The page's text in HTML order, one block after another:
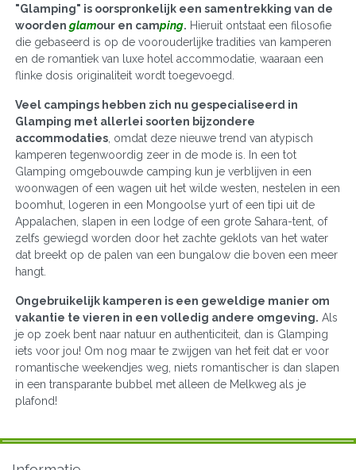
"Glamping" is oorspronkelijk een samentrekking van de
woorden glamour en camping. Hieruit ontstaat een filosofie
die gebaseerd is op de voorouderlijke tradities van kamperen
en de romantiek van luxe hotel accommodatie, waaraan een
flinke dosis originaliteit wordt toegevoegd.
Veel campings hebben zich nu gespecialiseerd in
Glamping met allerlei soorten bijzondere
accommodaties, omdat deze nieuwe trend van atypisch
kamperen tegenwoordig zeer in de mode is. In een tot
Glamping omgebouwde camping kun je verblijven in een
woonwagen of een wagen uit het wilde westen, nestelen in een
boomhut, logeren in een Mongoolse yurt of een tipi uit de
Appalachen, slapen in een lodge of een grote Sahara-tent, of
zelfs gewiegd worden door het zachte geklots van het water
dat breekt op de palen van een bungalow die boven een meer
hangt.
Ongebruikelijk kamperen is een geweldige manier om
vakantie te vieren in een volledig andere omgeving. Als
je op zoek bent naar natuur en authenticiteit, dan is Glamping
iets voor jou! Om nog maar te zwijgen van het feit dat er voor
romantische weekendjes weg, niets romantischer is dan slapen
in een transparante bubbel met alleen de Melkweg als je
plafond!